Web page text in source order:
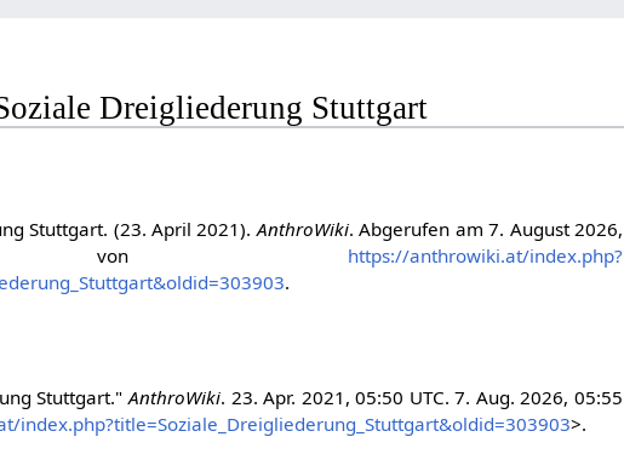
Dreigliederung Stuttgart
Stuttgart. (23. April 2021).AnthroWiki. Abgerufen am 7. August 2026,
von https://anthrowiki.at/index.php?
.
Stuttgart."AnthroWiki. 23. Apr. 2021, 05:50 UTC. 7. Aug. 2026, 05:55
index.php?title=Soziale_Dreigliederung_Stuttgart&oldid=303903>.